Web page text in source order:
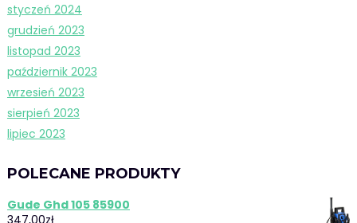
styczeń 2024
grudzień 2023
listopad 2023
październik 2023
wrzesień 2023
sierpień 2023
lipiec 2023
POLECANE PRODUKTY
Gude Ghd 105 85900
347,00zł